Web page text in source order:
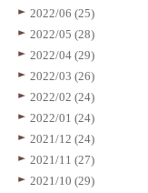
2022/06 (25)
2022/05 (28)
2022/04 (29)
2022/03 (26)
2022/02 (24)
2022/01 (24)
2021/12 (24)
2021/11 (27)
2021/10 (29)